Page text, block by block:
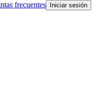
frecuentes Iniciar sesión